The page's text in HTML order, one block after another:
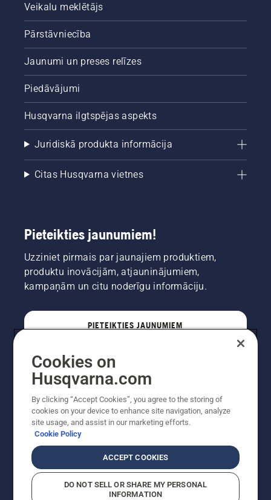
Veikalu meklētājs
Pārstāvniecība
Jaunumi un preses relīzes
Piedāvājumi
Husqvarna ilgtspējas aspekts
Juridiskā produkta informācija
Citas Husqvarna vietnes
Pieteikties jaunumiem!
Uzziniet pirmais par jaunajiem produktiem,
produktu inovācijām, atjauninājumiem,
kampaņām un citu noderīgu informāciju.
PIETEIKTIES JAUNUMIEM
PROFESIONĀLIS
Cookies on
Husqvarna.com
By clicking “Accept Cookies”, you agree to the storing of
cookies on your device to enhance site navigation, analyze
site usage, and assist in our marketing efforts.
Cookie Policy
ACCEPT COOKIES
DO NOT SELL OR SHARE MY PERSONAL
INFORMATION